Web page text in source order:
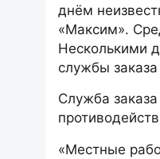
днём
«Максим».
Несколькими
службы заказа
Служба
«Местные